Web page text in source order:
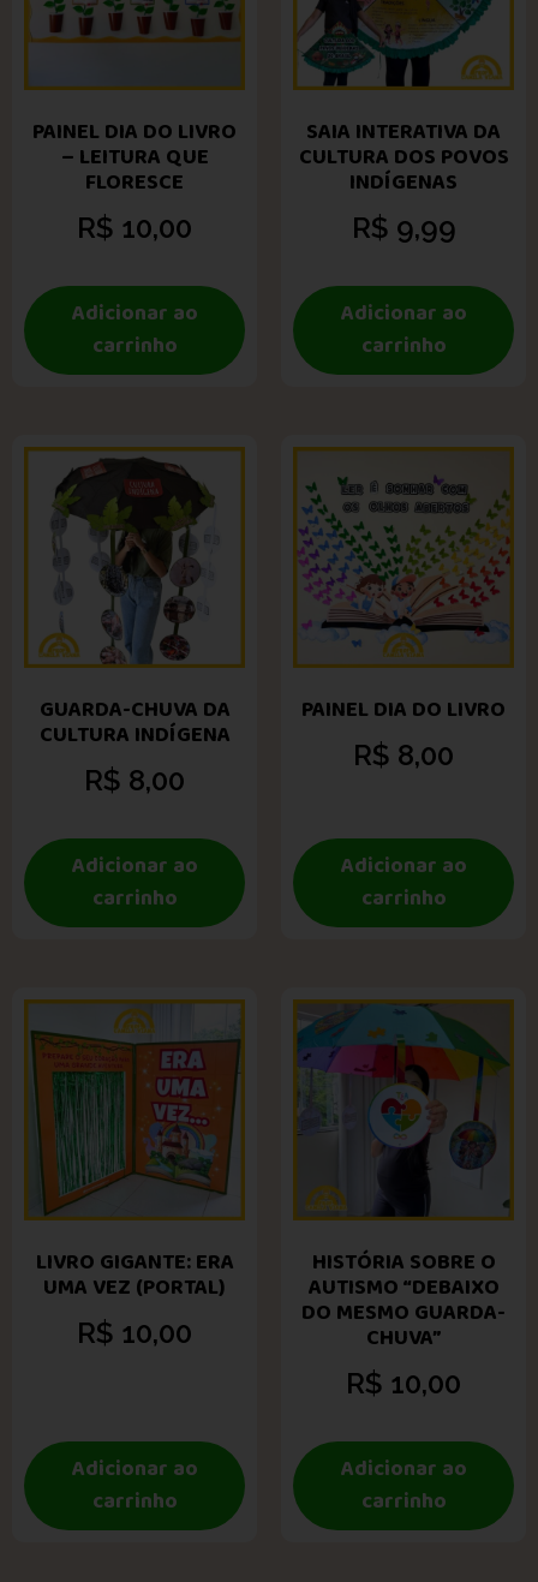
PAINEL DIA DO LIVRO
– LEITURA QUE
FLORESCE
R$ 10,00
Adicionar ao
carrinho
SAIA INTERATIVA DA
CULTURA DOS POVOS
INDÍGENAS
R$ 9,99
Adicionar ao
carrinho
GUARDA-CHUVA DA
CULTURA INDÍGENA
R$ 8,00
Adicionar ao
carrinho
PAINEL DIA DO LIVRO
R$ 8,00
Adicionar ao
carrinho
LIVRO GIGANTE: ERA
UMA VEZ (PORTAL)
R$ 10,00
Adicionar ao
carrinho
HISTÓRIA SOBRE O
AUTISMO “DEBAIXO
DO MESMO GUARDA-
CHUVA”
R$ 10,00
Adicionar ao
carrinho